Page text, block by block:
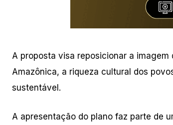
A proposta visa reposicionar a
Amazônica, a riqueza cultural dos
sustentável.
A apresentação do plano faz parte de